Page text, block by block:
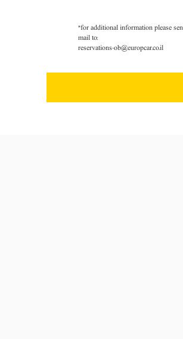
*for additional information please
mail to:
reservations-ob@europcar.co.il